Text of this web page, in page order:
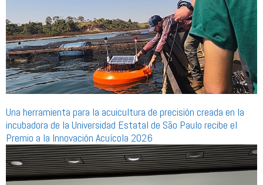
Una herramienta para la acuicultura de precisión creada en la
incubadora de la Universidad Estatal de São Paulo recibe el
Premio a la Innovación Acuícola 2026